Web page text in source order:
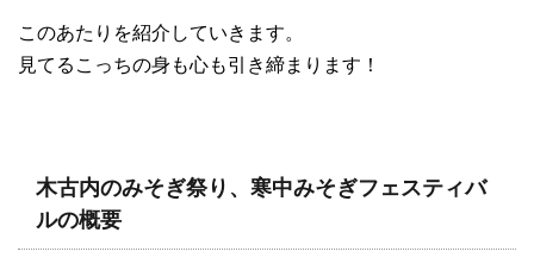
このあたりを紹介していきます。
見てるこっちの身も心も引き締まります！
木古内のみそぎ祭り、寒中みそぎフェスティバ
ルの概要